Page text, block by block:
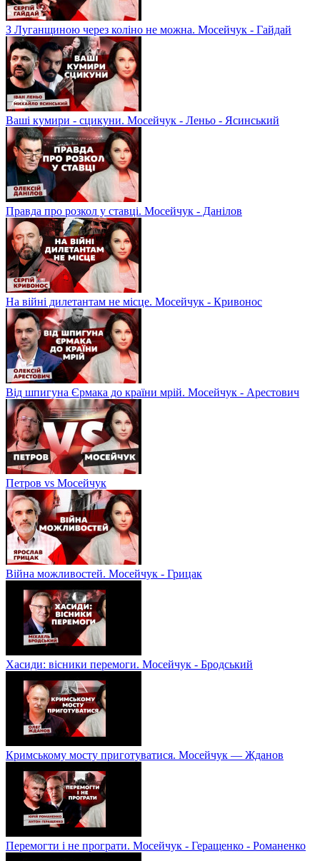
З Луганщиною через коліно не можна. Мосейчук - Гайдай
Ваші кумири - сцикуни. Мосейчук - Леньо - Ясинський
Правда про розкол у ставці. Мосейчук - Данілов
На війні дилетантам не місце. Мосейчук - Кривонос
Від шпигуна Єрмака до країни мрій. Мосейчук - Арестович
Петров vs Мосейчук
Війна можливостей. Мосейчук - Грицак
Хасиди: вісники перемоги. Мосейчук - Бродський
Кримському мосту приготуватися. Мосейчук — Жданов
Перемогти і не програти. Мосейчук - Геращенко - Романенко